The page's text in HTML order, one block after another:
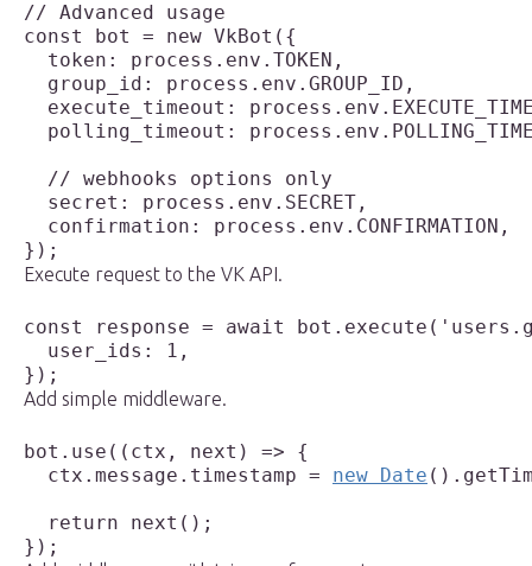
// Advanced usage
const bot = new VkBot({
  token: process.env.TOKEN,
  group_id: process.env.GROUP_ID,
execute_timeout:
polling_timeout:
  // webhooks options only
secret: process.env.SECRET,
confirmation: process.env.CONFIRMATION,
});
Execute request to the VK API.
const response = await
  user_ids: 1,
});
Add simple middleware.
bot.use((ctx, next) => {
  ctx.message.timestamp =
new Date
  return next();
});